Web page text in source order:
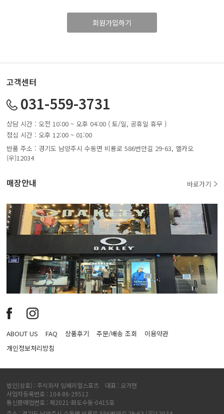
고객센터
031-559-3731
상담 시간 : 오전 10:00 ~ 오후 04:00 ( 토/일, 공휴일 휴무 )
점심 시간 : 오후 12:00 ~ 01:00
반품 주소 : 경기도 남양주시 수동면 비룡로 586번안길 29-63, 옐카오
(우)12034
매장안내 바로가기
ABOUT US FAQ 상품후기 주문/배송 조회
이용약관
개인정보처리방침
법인(상호) : 주식회사 임페리얼스포츠 대표 : 오가현
사업자등록번호 : 104-86-29512
통신판매업번호 : 제2021-화도수동-0415호